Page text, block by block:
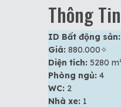
Thông
ID Bất động sản:
Giá: 880.000✧
Diện tích: 5280 m²
Phòng ngủ: 4
WC: 2
Nhà xe: 1